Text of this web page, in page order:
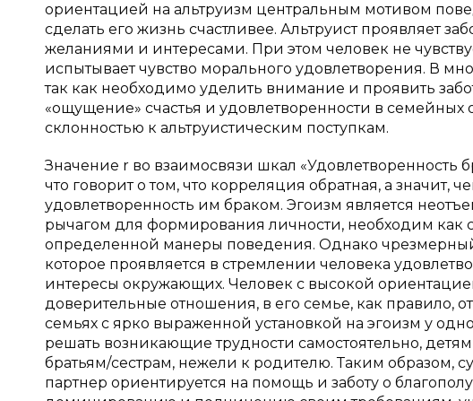
ориентацией на альтруизм центральным мотивом
сделать его жизнь счастливее. Альтруист проявляет
желаниями и интересами. При этом человек не
испытывает чувство морального удовлетворения. В
так как необходимо уделить внимание и проявить
«ощущение» счастья и удовлетворенности в семейных
склонностью к альтруистическим поступкам.
Значение r во взаимосвязи шкал «Удовлетворенность
что говорит о том, что корреляция обратная, а
удовлетворенность им браком. Эгоизм является
рычагом для формирования личности, необходим как
определенной манеры поведения. Однако
которое проявляется в стремлении человека
интересы окружающих. Человек с высокой
доверительные отношения, в его семье, как правило,
семьях с ярко выраженной установкой на эгоизм у
решать возникающие трудности самостоятельно,
братьям/сестрам, нежели к родителю. Таким образом,
партнер ориентируется на помощь и заботу о